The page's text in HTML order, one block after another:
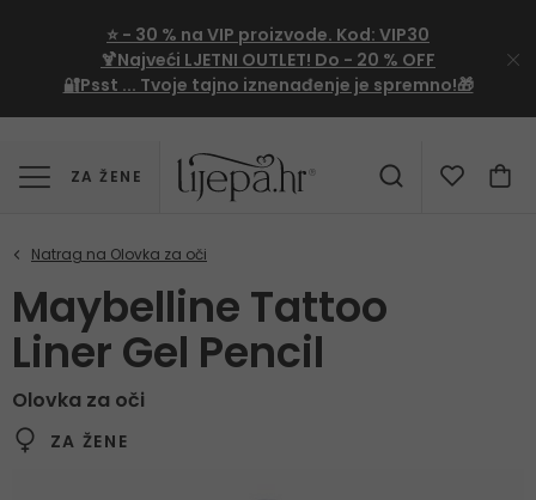
⭐ - 30 % na VIP proizvode. Kod: VIP30
🍹Najveći LJETNI OUTLET! Do - 20 % OFF
🔐Psst ... Tvoje tajno iznenađenje je spremno!🎁
ZA ŽENE
Maybelline Tattoo
Liner Gel Pencil
Olovka za oči
ZA ŽENE